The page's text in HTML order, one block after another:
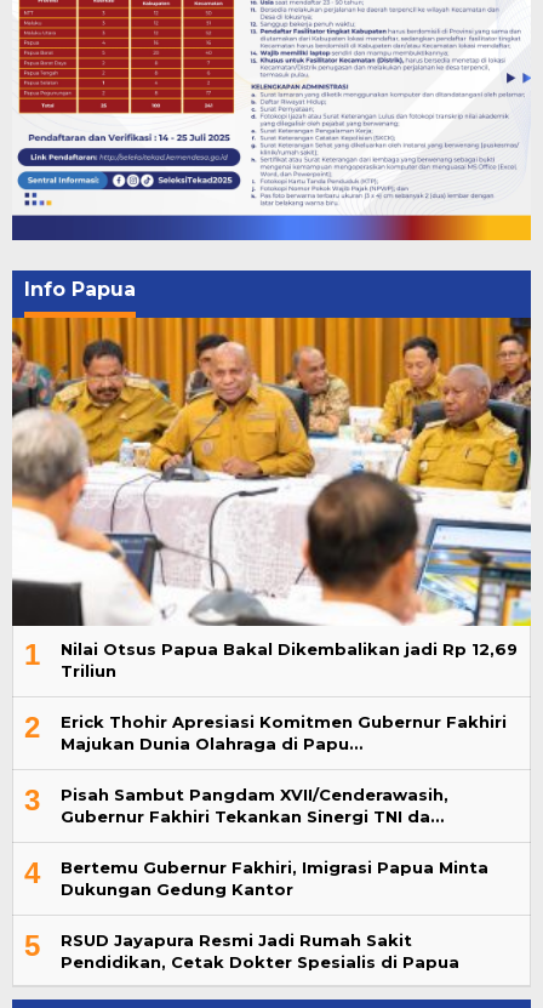
Info Papua
1
Nilai Otsus Papua Bakal Dikembalikan jadi Rp 12,69
Triliun
2
Erick Thohir Apresiasi Komitmen Gubernur Fakhiri
Majukan Dunia Olahraga di Papu…
3
Pisah Sambut Pangdam XVII/Cenderawasih,
Gubernur Fakhiri Tekankan Sinergi TNI da…
4
Bertemu Gubernur Fakhiri, Imigrasi Papua Minta
Dukungan Gedung Kantor
5
RSUD Jayapura Resmi Jadi Rumah Sakit
Pendidikan, Cetak Dokter Spesialis di Papua